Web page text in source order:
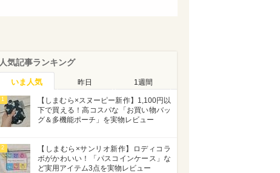
人気記事ランキング
いま人気 昨日 1週間
1
【しまむら×スヌーピー新作】1,100円以
下で買える！高コスパな「お買い物バッ
グ＆多機能ポーチ」を実物レビュー
2
【しまむら×サンリオ新作】ロディコラ
ボがかわいい！「パスコインケース」な
ど実用アイテム3点を実物レビュー